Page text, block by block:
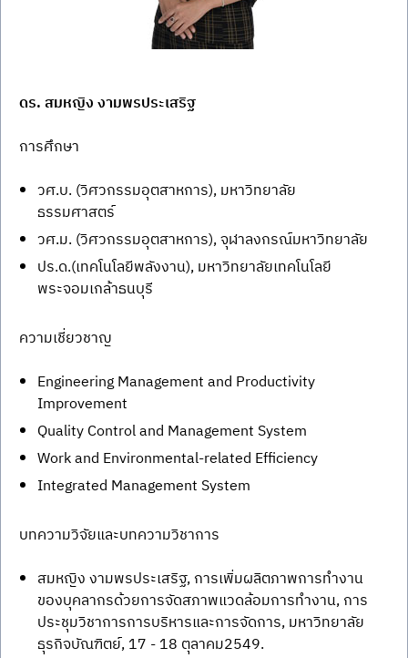
ดร. สมหญิง งามพรประเสริฐ
การศึกษา
วศ.บ. (วิศวกรรมอุตสาหการ), มหาวิทยาลัย
ธรรมศาสตร์
วศ.ม. (วิศวกรรมอุตสาหการ), จุฬาลงกรณ์มหาวิทยาลัย
ปร.ด.(เทคโนโลยีพลังงาน), มหาวิทยาลัยเทคโนโลยี
พระจอมเกล้าธนบุรี
ความเชี่ยวชาญ
Engineering Management and Productivity
Improvement
Quality Control and Management System
Work and Environmental-related Efficiency
Integrated Management System
บทความวิจัยและบทความวิชาการ
สมหญิง งามพรประเสริฐ, การเพิ่มผลิตภาพการทำงาน
ของบุคลากรด้วยการจัดสภาพแวดล้อมการทำงาน, การ
ประชุมวิชาการการบริหารและการจัดการ, มหาวิทยาลัย
ธุรกิจบัณฑิตย์, 17 - 18 ตุลาคม2549.